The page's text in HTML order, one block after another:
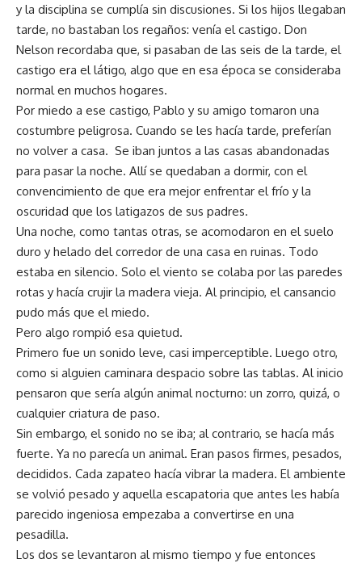
y la disciplina se cumplía sin discusiones. Si los hijos llegaban
tarde, no bastaban los regaños: venía el castigo. Don
Nelson recordaba que, si pasaban de las seis de la tarde, el
castigo era el látigo, algo que en esa época se consideraba
normal en muchos hogares.
Por miedo a ese castigo, Pablo y su amigo tomaron una
costumbre peligrosa. Cuando se les hacía tarde, preferían
no volver a casa. Se iban juntos a las casas abandonadas
para pasar la noche. Allí se quedaban a dormir, con el
convencimiento de que era mejor enfrentar el frío y la
oscuridad que los latigazos de sus padres.
Una noche, como tantas otras, se acomodaron en el suelo
duro y helado del corredor de una casa en ruinas. Todo
estaba en silencio. Solo el viento se colaba por las paredes
rotas y hacía crujir la madera vieja. Al principio, el cansancio
pudo más que el miedo.
Pero algo rompió esa quietud.
Primero fue un sonido leve, casi imperceptible. Luego otro,
como si alguien caminara despacio sobre las tablas. Al inicio
pensaron que sería algún animal nocturno: un zorro, quizá, o
cualquier criatura de paso.
Sin embargo, el sonido no se iba; al contrario, se hacía más
fuerte. Ya no parecía un animal. Eran pasos firmes, pesados,
decididos. Cada zapateo hacía vibrar la madera. El ambiente
se volvió pesado y aquella escapatoria que antes les había
parecido ingeniosa empezaba a convertirse en una
pesadilla.
Los dos se levantaron al mismo tiempo y fue entonces